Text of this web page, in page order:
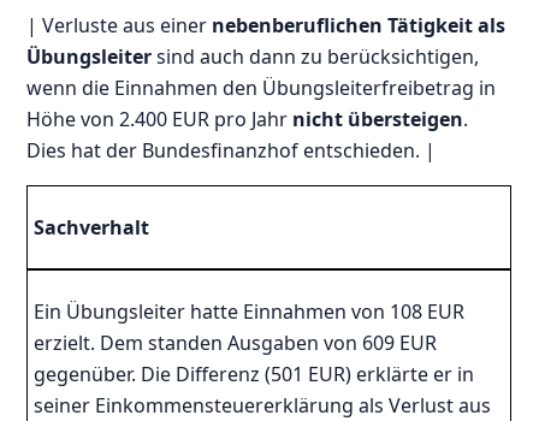
| Verluste aus einer nebenberuflichen Tätigkeit als
Übungsleitersind auch dann zu berücksichtigen,
wenn die Einnahmen den Übungsleiterfreibetrag in
Höhe von 2.400 EUR pro Jahr nicht übersteigen.
Dies hat der Bundesfinanzhof entschieden. |
Sachverhalt
Ein Übungsleiter hatte Einnahmen von 108 EUR
erzielt. Dem standen Ausgaben von 609 EUR
gegenüber. Die Differenz (501 EUR) erklärte er in
seiner Einkommensteuererklärung als Verlust aus